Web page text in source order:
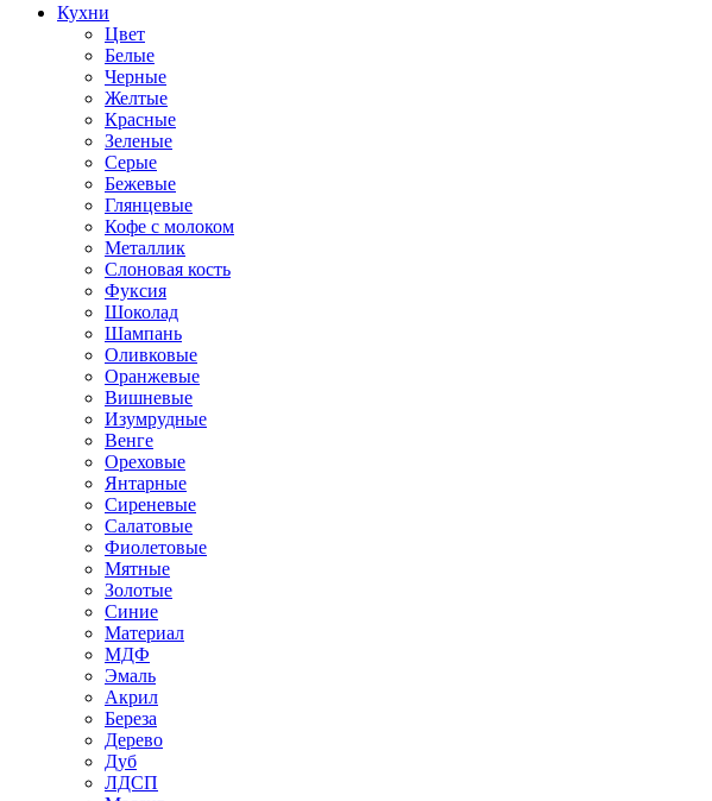
Кухни
Цвет
Белые
Черные
Желтые
Красные
Зеленые
Серые
Бежевые
Глянцевые
Кофе с молоком
Металлик
Слоновая кость
Фуксия
Шоколад
Шампань
Оливковые
Оранжевые
Вишневые
Изумрудные
Венге
Ореховые
Янтарные
Сиреневые
Салатовые
Фиолетовые
Мятные
Золотые
Синие
Материал
МДФ
Эмаль
Акрил
Береза
Дерево
Дуб
ЛДСП